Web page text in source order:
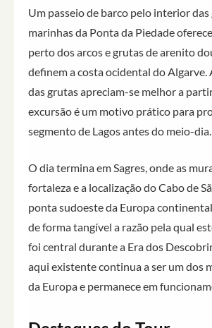
Um passeio de barco pelo interior
marinhas da Ponta da Piedade
perto dos arcos e grutas de arenito
definem a costa ocidental do Algarve.
das grutas apreciam-se melhor a
excursão é um motivo prático para
segmento de Lagos antes do meio-dia.
O dia termina em Sagres, onde as
fortaleza e a localização do Cabo de
ponta sudoeste da Europa
de forma tangível a razão pela qual
foi central durante a Era dos
aqui existente continua a ser um dos
da Europa e permanece em